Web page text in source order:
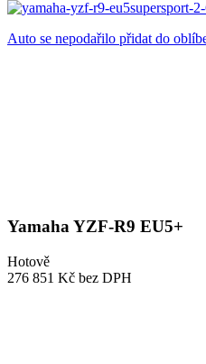
Auto se nepodařilo přidat do
Yamaha YZF-R9 EU5+
Hotově
276 851 Kč bez DPH